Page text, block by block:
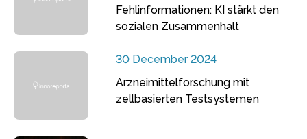
Fehlinformationen: KI stärkt den
sozialen Zusammenhalt
30 December 2024
Arzneimittelforschung mit
zellbasierten Testsystemen